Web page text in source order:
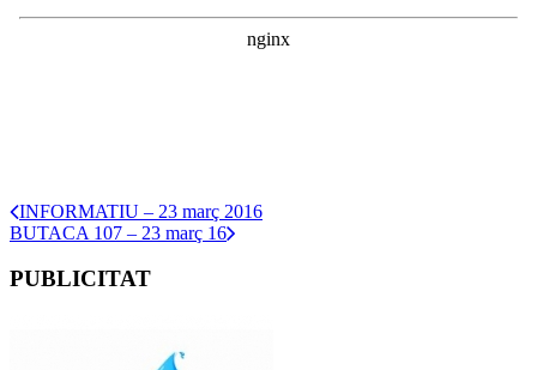
INFORMATIU – 23 març 2016
BUTACA 107 – 23 març 16
PUBLICITAT